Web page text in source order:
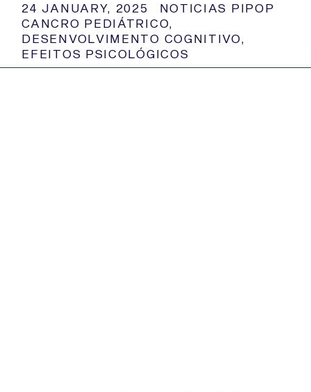
24 JANUARY, 2025
NOTICIAS PIPOP
CANCRO PEDIÁTRICO,
DESENVOLVIMENTO COGNITIVO,
EFEITOS PSICOLÓGICOS